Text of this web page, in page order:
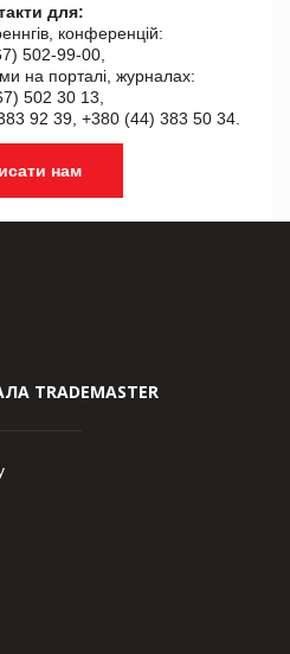
для:
конференцій:
502-99-00,
на порталі, журналах:
502 30 13,
92 39, +380 (44) 383 50 34.
нам
TRADEMASTER